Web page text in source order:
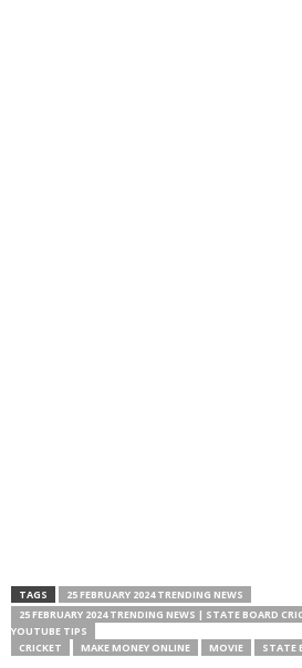
TAGS
25 FEBRUARY 2024 TRENDING NEWS
25 FEBRUARY 2024 TRENDING NEWS | STATE BOARD
YOUTUBE TIPS
CRICKET
MAKE MONEY ONLINE MOVIE STATE